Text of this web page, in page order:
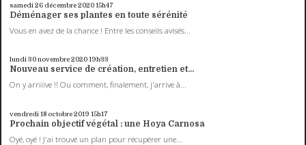
samedi 26 décembre 202015h47
Déménager ses plantes en toute sérénité
Vous en avez de la chance ! Entre les conseils avisés...
lundi 30novembre 202019h33
Nouveau service de création, entretien et...
On y arriiive !! Ou comment, finalement, j'arrive à...
vendredi 18 octobre 2019 15h17
Prochain objectif végétal : une Hoya Carnosa
Oyé, oyé ! J'ai trouvé un plan pour récupérer une...